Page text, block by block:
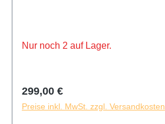
Nur noch 2 auf Lager.
Regulärer Preis:
299,00 €
Preise inkl. MwSt. zzgl. Versandkosten